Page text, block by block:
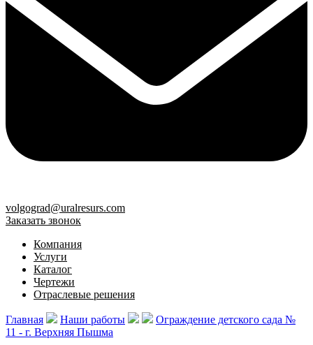
volgograd@uralresurs.com
Заказать звонок
Компания
Услуги
Каталог
Чертежи
Отраслевые решения
Главная Наши работы
Ограждение детского сада №
11 - г. Верхняя Пышма